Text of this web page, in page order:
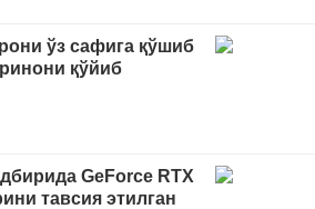
ўз сафига қўшиб
қўйиб
GeForce RTX
тавсия этилган